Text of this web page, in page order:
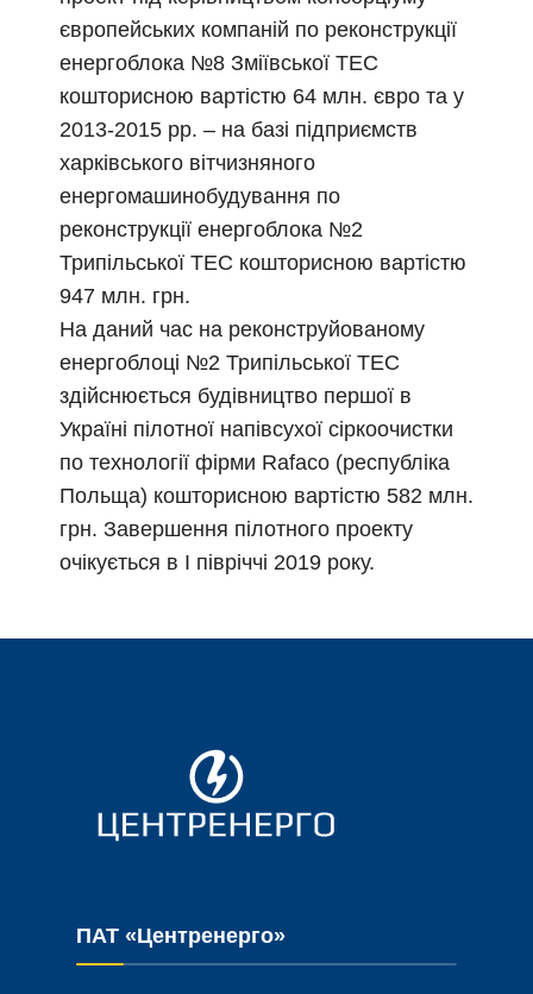
європейських компаній по реконструкції
енергоблока №8 Зміївської ТЕС
кошторисною вартістю 64 млн. євро та у
2013-2015 рр. – на базі підприємств
харківського вітчизняного
енергомашинобудування по
реконструкції енергоблока №2
Трипільської ТЕС кошторисною вартістю
947 млн. грн.
На даний час на реконструйованому
енергоблоці №2 Трипільської ТЕС
здійснюється будівництво першої в
Україні пілотної напівсухої сіркоочистки
по технології фірми Rafaco (республіка
Польща) кошторисною вартістю 582 млн.
грн. Завершення пілотного проекту
очікується в І півріччі 2019 року.
ПАТ «Центренерго»